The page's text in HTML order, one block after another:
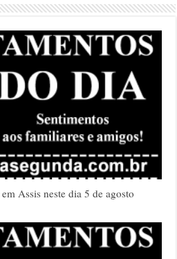
Assis neste dia 5 de agosto